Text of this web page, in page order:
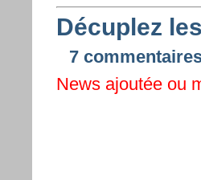
Décuplez
7
News ajoutée ou